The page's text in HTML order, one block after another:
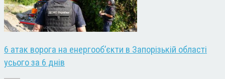
6 атак ворога на енергооб’єкти в Запорізькій області
усього за 6 днів